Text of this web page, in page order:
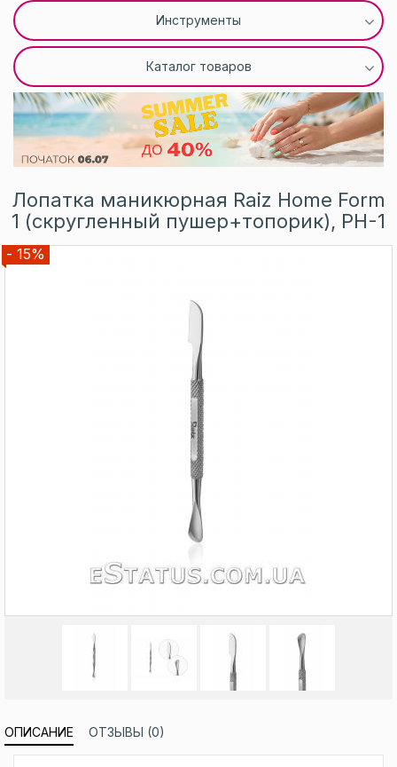
Инструменты
Каталог товаров
Лопатка маникюрная Raiz Home Form
1 (скругленный пушер+топорик), PH-1
- 15%
ОПИСАНИЕ ОТЗЫВЫ (0)